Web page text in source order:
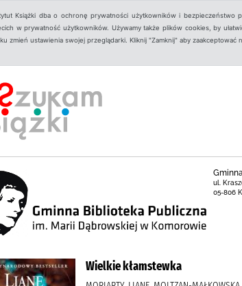
Książki dba o ochronę prywatności użytkowników i bezpieczeństwo
w prywatność użytkowników. Używamy także plików cookies, by
zmień ustawienia swojej przeglądarki. Kliknij "Zamknij" aby zaakceptować
ul.
05-806
Wielkie kłamstewka